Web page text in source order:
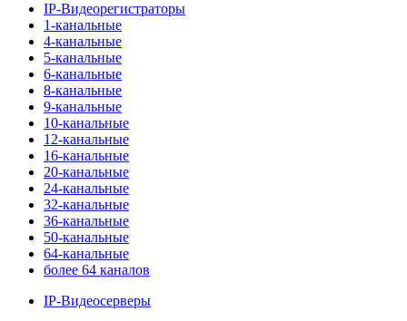
IP-Видеорегистраторы
1-канальные
4-канальные
5-канальные
6-канальные
8-канальные
9-канальные
10-канальные
12-канальные
16-канальные
20-канальные
24-канальные
32-канальные
36-канальные
50-канальные
64-канальные
более 64 каналов
IP-Видеосерверы